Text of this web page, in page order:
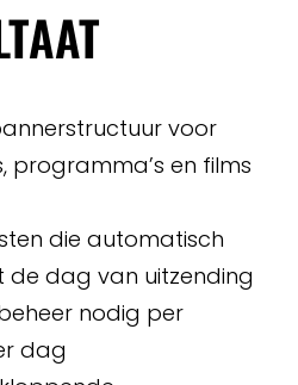
voor
programma’s en films
die automatisch
de dag van uitzending
nodig per
dag